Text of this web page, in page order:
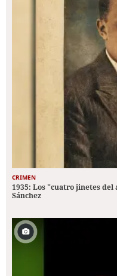
CRIMEN
1935: Los "cuatro jinetes
Sánchez